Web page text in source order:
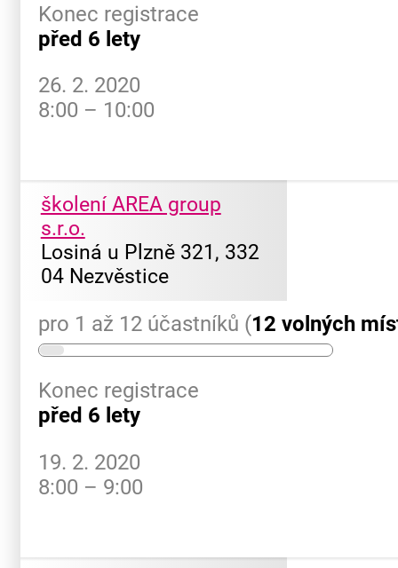
Konec registrace
před 6 lety
26. 2. 2020
8:00 – 10:00
školení AREA group
s.r.o.
Losiná u Plzně 321, 332
04 Nezvěstice
pro 1 až 12 účastníků (12 volných
Konec registrace
před 6 lety
19. 2. 2020
8:00 – 9:00